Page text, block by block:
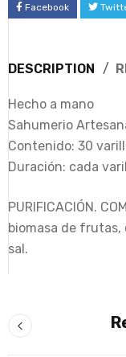
Facebook
DESCRIPTION
Hecho a mano
Sahumerio
Contenido: 30
Duración: cada
PURIFICACIÓN.
biomasa de
sal.